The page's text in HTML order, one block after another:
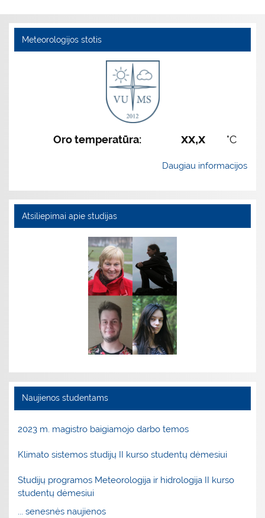
Meteorologijos stotis
Oro temperatūra: xx,x °C
Daugiau informacijos
Atsiliepimai apie studijas
Naujienos studentams
2023 m. magistro baigiamojo darbo temos
Klimato sistemos studijų II kurso studentų dėmesiui
Studijų programos Meteorologija ir hidrologija II kurso
studentų dėmesiui
... senesnės naujienos